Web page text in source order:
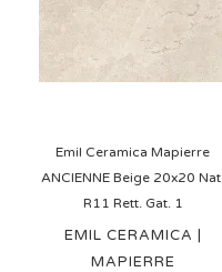
Emil Ceramica Mapierre
ANCIENNE Beige 20x20 Nat.
R11 Rett. Gat. 1
EMIL CERAMICA |
MAPIERRE